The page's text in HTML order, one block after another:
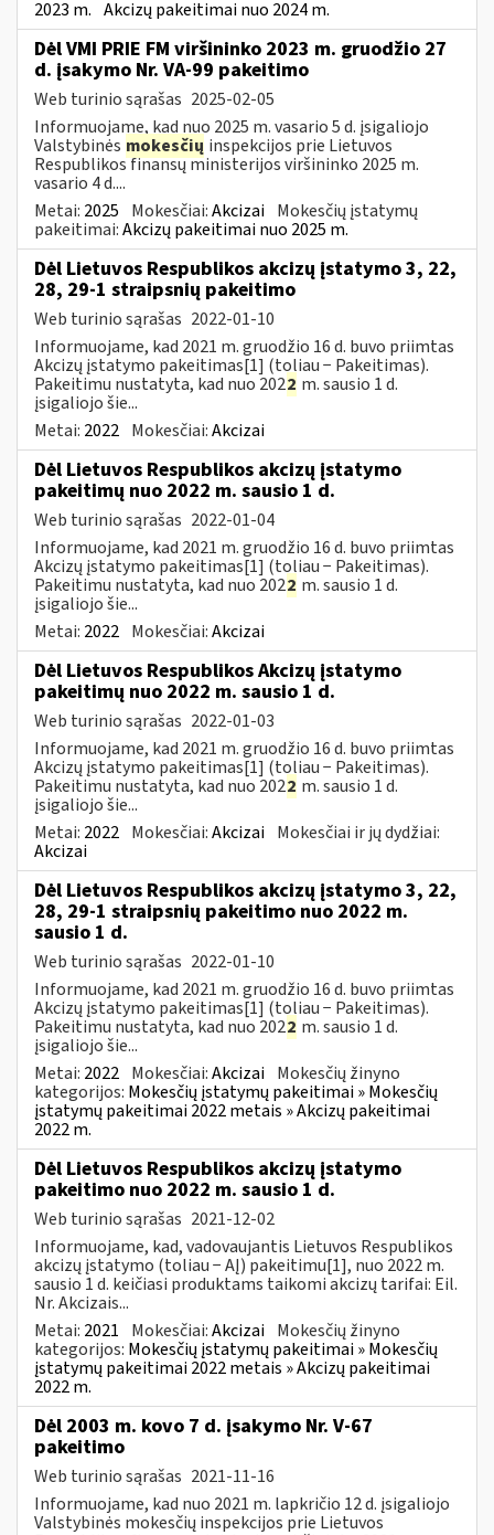
2023 m. Akcizų pakeitimai nuo 2024 m.
Dėl VMI PRIE FM viršininko 2023 m. gruodžio 27
d. įsakymo Nr. VA-99 pakeitimo
Web turinio sąrašas 2025-02-05
Informuojame, kad nuo 2025 m. vasario 5 d. įsigaliojo
Valstybinės mokesčių inspekcijos prie Lietuvos
Respublikos finansų ministerijos viršininko 2025 m.
vasario 4 d....
Metai: 2025 Mokesčiai:Akcizai Mokesčių įstatymų
pakeitimai:Akcizų pakeitimai nuo 2025 m.
Dėl Lietuvos Respublikos akcizų įstatymo 3, 22,
28, 29-1 straipsnių pakeitimo
Web turinio sąrašas 2022-01-10
Informuojame, kad 2021 m. gruodžio 16 d. buvo priimtas
Akcizų įstatymo pakeitimas[1] (toliau − Pakeitimas).
Pakeitimu nustatyta, kad nuo 2022 m. sausio 1 d.
įsigaliojo šie...
Metai: 2022 Mokesčiai:Akcizai
Dėl Lietuvos Respublikos akcizų įstatymo
pakeitimų nuo 2022 m. sausio 1 d.
Web turinio sąrašas 2022-01-04
Informuojame, kad 2021 m. gruodžio 16 d. buvo priimtas
Akcizų įstatymo pakeitimas[1] (toliau − Pakeitimas).
Pakeitimu nustatyta, kad nuo 2022 m. sausio 1 d.
įsigaliojo šie...
Metai: 2022 Mokesčiai:Akcizai
Dėl Lietuvos Respublikos Akcizų įstatymo
pakeitimų nuo 2022 m. sausio 1 d.
Web turinio sąrašas 2022-01-03
Informuojame, kad 2021 m. gruodžio 16 d. buvo priimtas
Akcizų įstatymo pakeitimas[1] (toliau − Pakeitimas).
Pakeitimu nustatyta, kad nuo 2022 m. sausio 1 d.
įsigaliojo šie...
Metai: 2022 Mokesčiai:Akcizai Mokesčiai ir jų dydžiai:
Akcizai
Dėl Lietuvos Respublikos akcizų įstatymo 3, 22,
28, 29-1 straipsnių pakeitimo nuo 2022 m.
sausio 1 d.
Web turinio sąrašas 2022-01-10
Informuojame, kad 2021 m. gruodžio 16 d. buvo priimtas
Akcizų įstatymo pakeitimas[1] (toliau − Pakeitimas).
Pakeitimu nustatyta, kad nuo 2022 m. sausio 1 d.
įsigaliojo šie...
Metai: 2022 Mokesčiai:Akcizai Mokesčių žinyno
kategorijos: Mokesčių įstatymų pakeitimai » Mokesčių
įstatymų pakeitimai 2022 metais » Akcizų pakeitimai
2022 m.
Dėl Lietuvos Respublikos akcizų įstatymo
pakeitimo nuo 2022 m. sausio 1 d.
Web turinio sąrašas 2021-12-02
Informuojame, kad, vadovaujantis Lietuvos Respublikos
akcizų įstatymo (toliau − AĮ) pakeitimu[1], nuo 2022 m.
sausio 1 d. keičiasi produktams taikomi akcizų tarifai: Eil.
Nr. Akcizais...
Metai: 2021 Mokesčiai:Akcizai Mokesčių žinyno
kategorijos: Mokesčių įstatymų pakeitimai » Mokesčių
įstatymų pakeitimai 2022 metais » Akcizų pakeitimai
2022 m.
Dėl 2003 m. kovo 7 d. įsakymo Nr. V-67
pakeitimo
Web turinio sąrašas 2021-11-16
Informuojame, kad nuo 2021 m. lapkričio 12 d. įsigaliojo
Valstybinės mokesčių inspekcijos prie Lietuvos